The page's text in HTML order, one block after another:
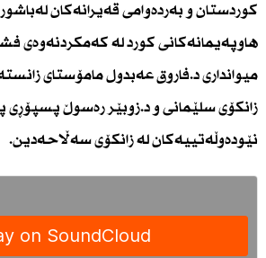
كوردستان و به‌رده‌وامى قه‌یرانه‌كان
هاوپه‌یمانه‌كانى كورد له‌ كه‌مكردنه‌وه‌ى
میواندارى د.فاروق عه‌بدول مامۆستاى
زانكۆى سلێمانى و د.زوبێر ره‌سوڵ پسپۆڕى
نێوده‌وڵه‌تییه‌كان له‌ زانكۆى سه‌ڵاحه‌دین.